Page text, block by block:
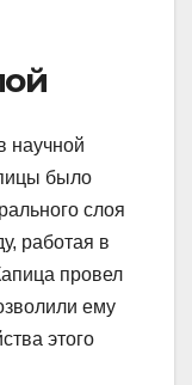
научной
было
слоя
работая в
провел
ему
этого